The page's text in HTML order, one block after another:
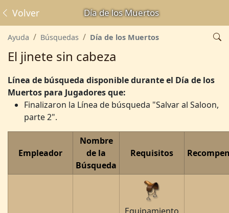
Día de los Muertos
Volver
Ayuda Búsquedas Día de los Muertos
El jinete sin cabeza
Línea de búsqueda disponible durante el Día de los
Muertos para Jugadores que:
Finalizaron la Línea de búsqueda "Salvar al Saloon,
parte 2".
Empleador
Nombre
de la
Búsqueda
Requisitos